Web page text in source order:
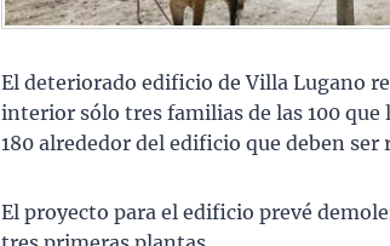
El deteriorado edificio de Villa Lugano
interior sólo tres familias de las 100
180 alrededor del edificio que deben ser
El proyecto para el edificio prevé